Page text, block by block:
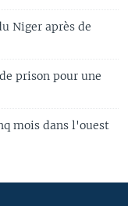
Niger après de
prison pour une
mois dans l'ouest